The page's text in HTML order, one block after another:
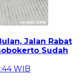
Jalan Rabat
Sudah
WIB